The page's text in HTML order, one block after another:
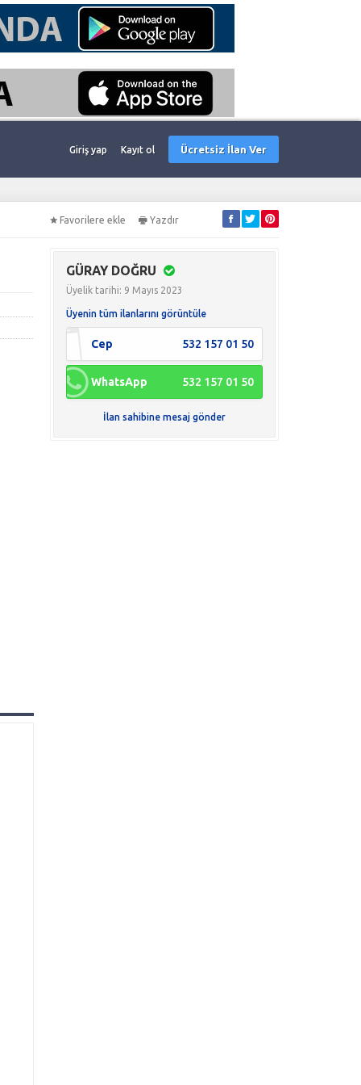
Giriş yap Kayıt ol Ücretsiz İlan Ver
Favorilere ekle Yazdır
GÜRAY DOĞRU
Üyelik tarihi: 9 Mayıs 2023
Üyenin tüm ilanlarını görüntüle
Cep 532 157 01 50
WhatsApp 532 157 01 50
İlan sahibine mesaj gönder